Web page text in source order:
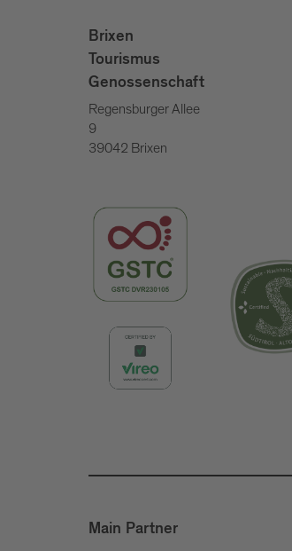
Brixen
Tourismus
Genossenschaft
Regensburger Allee
9
39042 Brixen
Main Partner